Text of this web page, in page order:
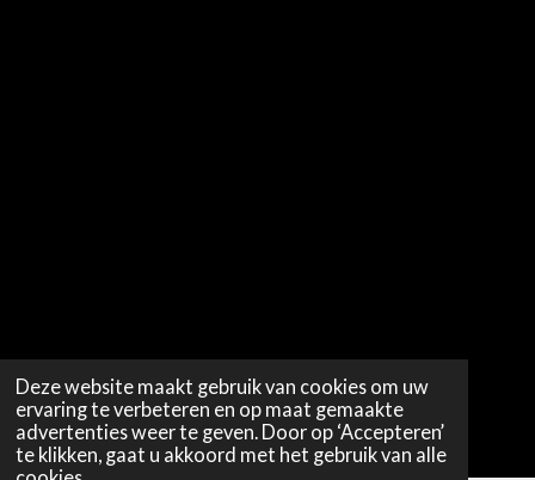
Deze website maakt gebruik van cookies om uw
ervaring te verbeteren en op maat gemaakte
advertenties weer te geven. Door op ‘Accepteren’
te klikken, gaat u akkoord met het gebruik van alle